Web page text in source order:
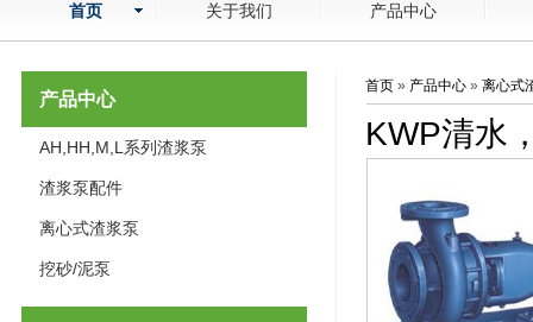
首页 关于我们 产品中心
产品中心
AH,HH,M,L系列渣浆泵
渣浆泵配件
离心式渣浆泵
挖砂/泥泵
首页 » 产品中心 »离心式
KWP清水